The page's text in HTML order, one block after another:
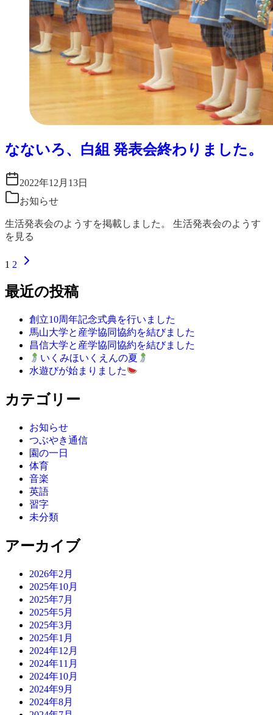
なないろ、白組 発表会終わりました。
2022年12月13日
お知らせ
生活発表会のようすを掲載しました。 生活発表会のようす
を見る
1 2
最近の投稿
創立10周年記念式典を行いました
馬山大学と産学協同協約を結びました
昌信大学と産学協同協約を結びました
いくみほいくえんの夏
水遊びが始まりました
カテゴリー
お知らせ
つぶやき通信
園の一日
体育
音楽
英語
習字
未分類
アーカイブ
2026年2月
2025年10月
2025年7月
2025年5月
2025年3月
2025年1月
2024年12月
2024年11月
2024年10月
2024年9月
2024年8月